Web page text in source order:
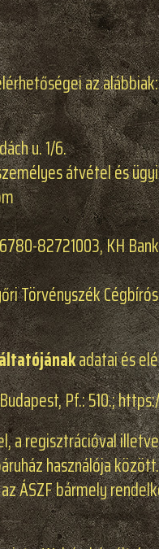
az alábbiak:
u. 1/6.
átvétel és
82721003, KH
Törvényszék
adatai és
Pf.: 510.;
a regisztrációval
használója
ÁSZF bármely